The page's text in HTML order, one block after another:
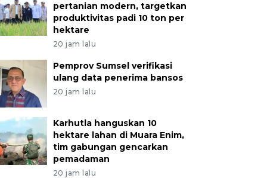
pertanian modern, targetkan
produktivitas padi 10 ton per
hektare
20 jam lalu
Pemprov Sumsel verifikasi
ulang data penerima bansos
20 jam lalu
Karhutla hanguskan 10
hektare lahan di Muara Enim,
tim gabungan gencarkan
pemadaman
20 jam lalu